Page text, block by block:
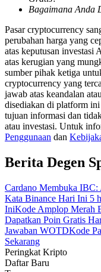
Memandu
Panduan Pemula
Strategi
Pelajari cara untuk
Bagaimana Anda
Pasar cryptocurrency
perubahan harga yang
atas keputusan investasi
atas kerugian yang
sumber pihak ketiga
cryptocurrency yang
jawab atas keandalan
disediakan di platform
tujuan informasi dan
atau investasi. Untuk
Penggunaan dan
Berita Degen
Cardano Membuka IBC:
Kata Binance Hari Ini 5
IniKode Amplop Merah
Dapatkan Poin Gratis
Jawaban WOTDKode
Sekarang
Peringkat Kripto
Daftar Baru